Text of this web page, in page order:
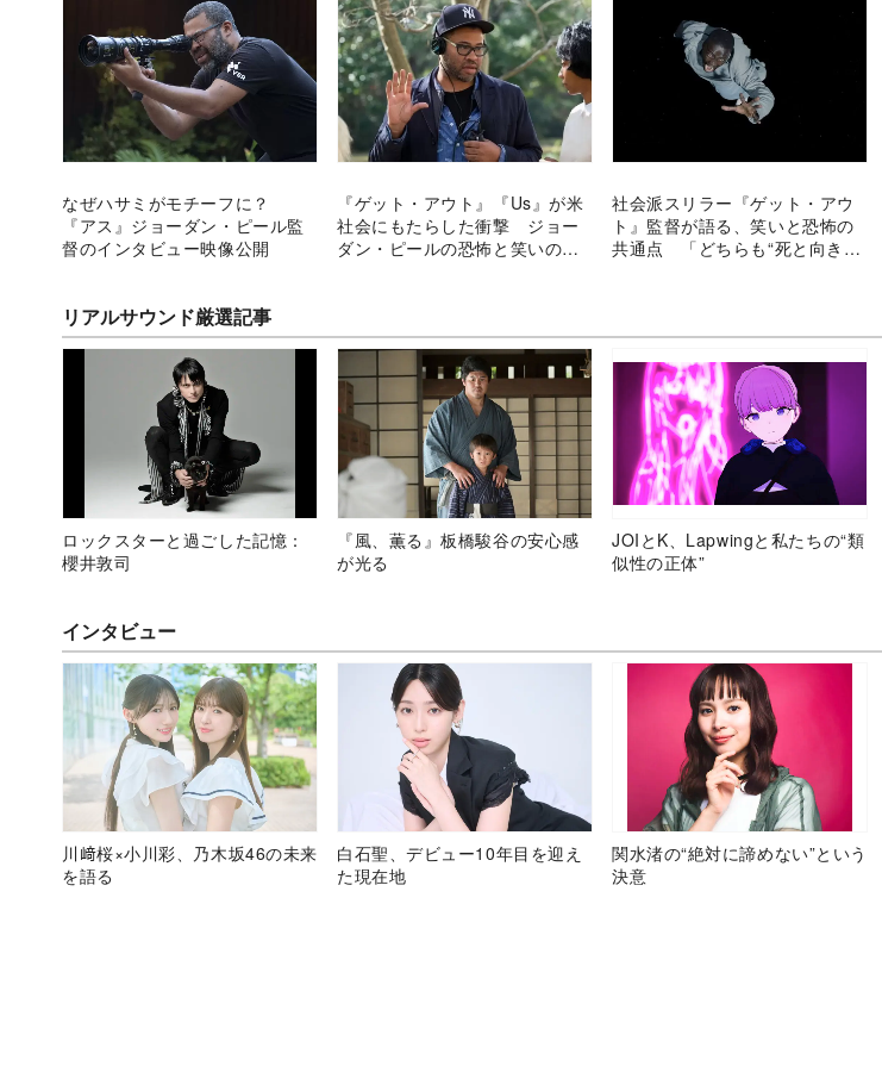
なぜハサミがモチーフに？
『アス』ジョーダン・ピール監
督のインタビュー映像公開
『ゲット・アウト』『Us』が米
社会にもたらした衝撃 ジョー
ダン・ピールの恐怖と笑いの原
社会派スリラー『ゲット・アウ
ト』監督が語る、笑いと恐怖の
共通点 「どちらも“死と向き合
リアルサウンド厳選記事
ロックスターと過ごした記憶：
櫻井敦司
『風、薫る』板橋駿谷の安心感
が光る
JOIとK、Lapwingと私たちの“類
似性の正体”
インタビュー
川﨑桜×小川彩、乃木坂46の未来
を語る
白石聖、デビュー10年目を迎え
た現在地
関水渚の“絶対に諦めない”という
決意